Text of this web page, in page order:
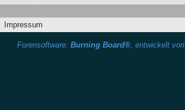
Impressum
Forensoftware: Burning Board®, entwickelt von